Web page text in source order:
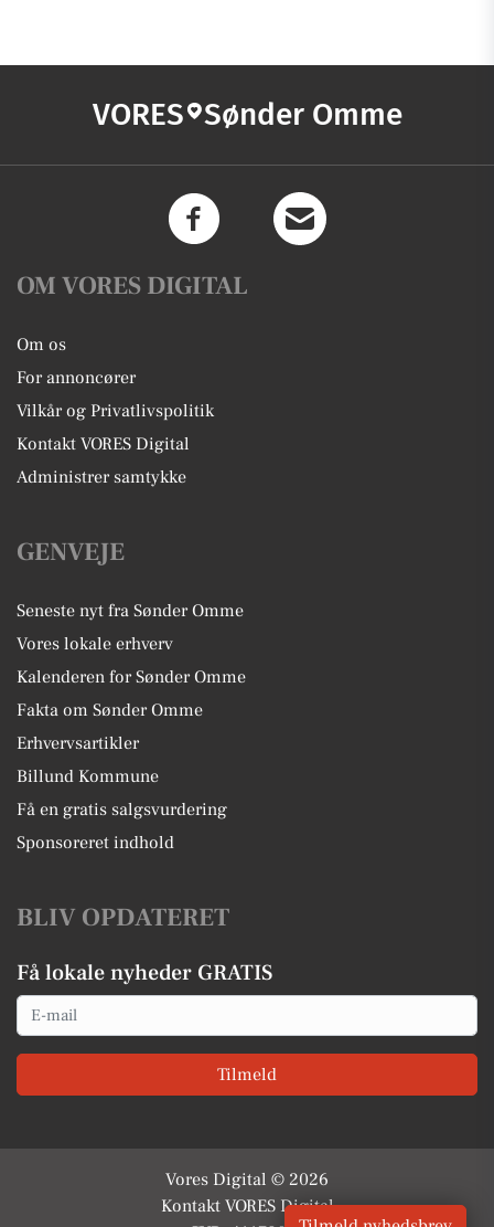
VORES Sønder Omme
OM VORES DIGITAL
Om os
For annoncører
Vilkår og Privatlivspolitik
Kontakt VORES Digital
Administrer samtykke
GENVEJE
Seneste nyt fra Sønder Omme
Vores lokale erhverv
Kalenderen for Sønder Omme
Fakta om Sønder Omme
Erhvervsartikler
Billund Kommune
Få en gratis salgsvurdering
Sponsoreret indhold
BLIV OPDATERET
Få lokale nyheder GRATIS
Email
Tilmeld
Vores Digital © 2026
Kontakt VORES Digital